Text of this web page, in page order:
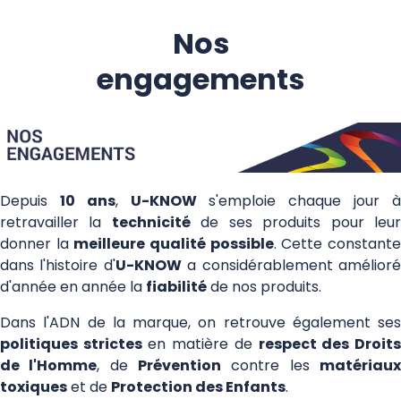
UKNOW
Nos
engagements
Depuis 10 ans, U-KNOWs'emploie chaque jour à
retravailler la technicitéde ses produits pour leur
donner la meilleure qualité possible. Cette constante
dans l'histoire d'U-KNOWa considérablement amélioré
d'année en année la fiabilitéde nos produits.
Dans l'ADN de la marque, on retrouve également ses
politiques strictesen matière de respect des Droits
de l'Homme, de Prévention contre les matériaux
toxiqueset de Protection des Enfants.